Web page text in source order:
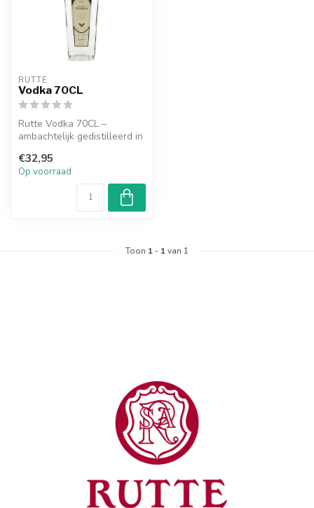
RUTTE
Vodka 70CL
Rutte Vodka 70CL –
ambachtelijk gedistilleerd in
en ...
€32,95
Op voorraad
Toon 1 - 1van 1